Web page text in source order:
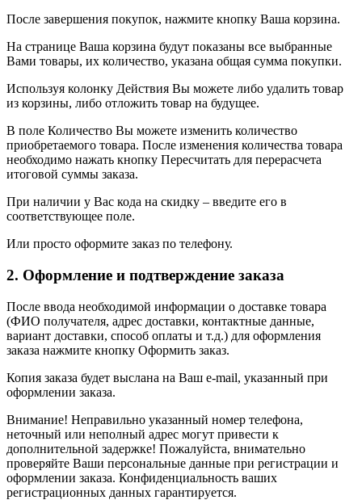
После завершения покупок, нажмите кнопку Ваша корзина.
На странице Ваша корзина будут показаны все выбранные
Вами товары, их количество, указана общая сумма покупки.
Используя колонку Действия Вы можете либо удалить товар
из корзины, либо отложить товар на будущее.
В поле Количество Вы можете изменить количество
приобретаемого товара. После изменения количества товара
необходимо нажать кнопку Пересчитать для перерасчета
итоговой суммы заказа.
При наличии у Вас кода на скидку – введите его в
соответствующее поле.
Или просто оформите заказ по телефону.
2. Оформление и подтверждение заказа
После ввода необходимой информации о доставке товара
(ФИО получателя, адрес доставки, контактные данные,
вариант доставки, способ оплаты и т.д.) для оформления
заказа нажмите кнопку Оформить заказ.
Копия заказа будет выслана на Ваш e-mail, указанный при
оформлении заказа.
Внимание! Неправильно указанный номер телефона,
неточный или неполный адрес могут привести к
дополнительной задержке! Пожалуйста, внимательно
проверяйте Ваши персональные данные при регистрации и
оформлении заказа. Конфиденциальность ваших
регистрационных данных гарантируется.